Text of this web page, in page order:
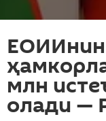
млн
олади —